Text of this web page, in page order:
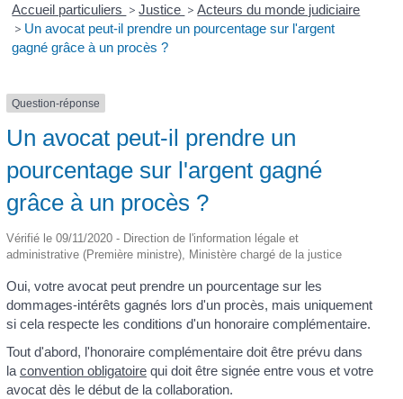
Accueil particuliers > Justice > Acteurs du monde judiciaire
> Un avocat peut-il prendre un pourcentage sur l'argent
gagné grâce à un procès ?
Question-réponse
Un avocat peut-il prendre un
pourcentage sur l'argent gagné
grâce à un procès ?
Vérifié le 09/11/2020 - Direction de l'information légale et
administrative (Première ministre), Ministère chargé de la justice
Oui, votre avocat peut prendre un pourcentage sur les
dommages-intérêts gagnés lors d'un procès, mais uniquement
si cela respecte les conditions d'un honoraire complémentaire.
Tout d'abord, l'honoraire complémentaire doit être prévu dans
laconvention obligatoirequi doit être signée entre vous et votre
avocat dès le début de la collaboration.